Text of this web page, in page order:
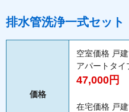
排水管洗浄一式セット
価格
空室価格 戸
アパートタイ
47,000円
在宅価格 戸